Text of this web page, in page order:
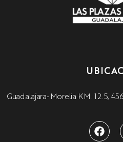
Guadalajara-Morelia KM. 12.5,